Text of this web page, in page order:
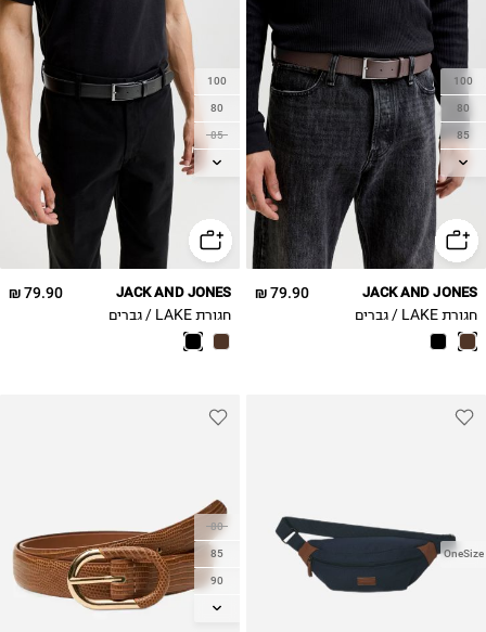
100
80
85
90
95
105
79.90 ₪ JACK AND JONES
חגורת LAKE / גברים
100
80
85
90
79.90 ₪ JACK AND JONES
חגורת LAKE / גברים
OneSize
80
85
90
95